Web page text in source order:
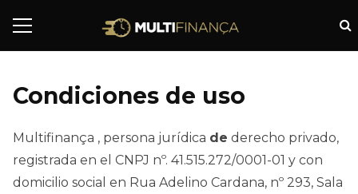
Condiciones de uso
Multifinança , persona jurídica de derecho privado,
registrada en el CNPJ nº. 41.515.272/0001-01 y con
domicilio social en Rua Adelino Cardana, nº 293, Sala